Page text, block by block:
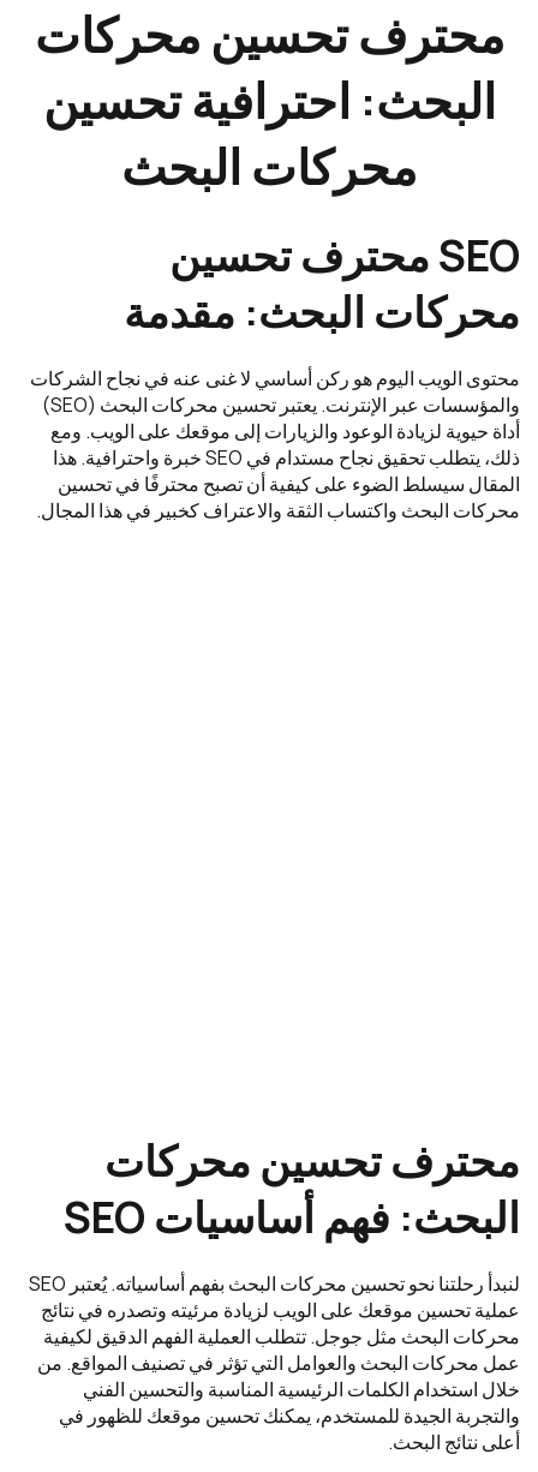
محترف تحسين محركات
البحث: احترافية تحسين
محركات البحث
SEO محترف تحسين
محركات البحث: مقدمة
محتوى الويب اليوم هو ركن أساسي لا غنى عنه في نجاح الشركات
والمؤسسات عبر الإنترنت. يعتبر تحسين محركات البحث (SEO)
أداة حيوية لزيادة الوعود والزيارات إلى موقعك على الويب. ومع
ذلك، يتطلب تحقيق نجاح مستدام في SEO خبرة واحترافية. هذا
المقال سيسلط الضوء على كيفية أن تصبح محترفًا في تحسين
محركات البحث واكتساب الثقة والاعتراف كخبير في هذا المجال.
محترف تحسين محركات
البحث: فهم أساسيات SEO
لنبدأ رحلتنا نحو تحسين محركات البحث بفهم أساسياته. يُعتبر SEO
عملية تحسين موقعك على الويب لزيادة مرئيته وتصدره في نتائج
محركات البحث مثل جوجل. تتطلب العملية الفهم الدقيق لكيفية
عمل محركات البحث والعوامل التي تؤثر في تصنيف المواقع. من
خلال استخدام الكلمات الرئيسية المناسبة والتحسين الفني
والتجربة الجيدة للمستخدم، يمكنك تحسين موقعك للظهور في
أعلى نتائج البحث.